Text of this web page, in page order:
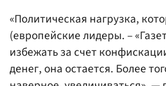
«Политическая нагрузка,
(европейские лидеры. –
избежать за счет
денег, она остается. Более